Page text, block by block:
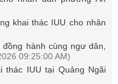
khai thác IUU cho nhân
hành cùng ngư dân,
09:25:00 AM)
thác IUU tại Quảng Ngãi